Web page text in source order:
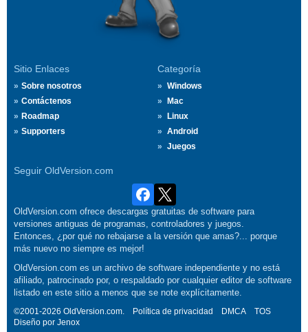
Sitio Enlaces
Sobre nosotros
Contáctenos
Roadmap
Supporters
Categoría
Windows
Mac
Linux
Android
Juegos
Seguir OldVersion.com
OldVersion.com ofrece descargas gratuitas de software para
versiones antiguas de programas, controladores y juegos.
Entonces, ¿por qué no rebajarse a la versión que amas?... porque
más nuevo no siempre es mejor!
OldVersion.com es un archivo de software independiente y no está
afiliado, patrocinado por, o respaldado por cualquier editor de software
listado en este sitio a menos que se note explícitamente.
©2001-2026 OldVersion.com. Política de privacidad DMCA
TOS
Diseño por Jenox